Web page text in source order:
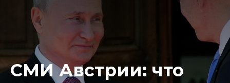
СМИ Австрии: что